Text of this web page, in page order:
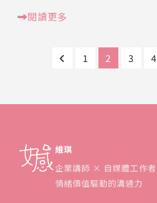
閱讀更多
1 2 3 4
維琪
企業講師 × 自媒體工作者
情緒價值驅動的溝通力